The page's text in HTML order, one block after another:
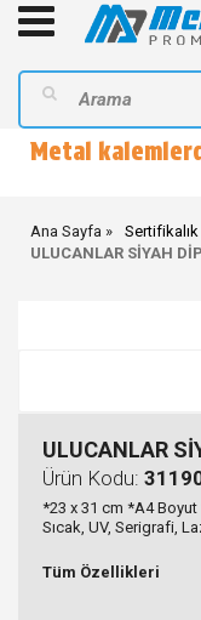
Metal
Ana Sayfa
Sertifikalık
ULUCANLAR SİYAH
ULUCANLAR
Ürün Kodu:
*23 x 31 cm *A4
Sıcak, UV, Serigrafi,
Tüm Özellikleri